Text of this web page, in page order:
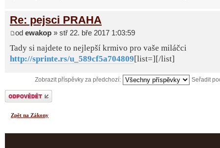
Re: pejsci PRAHA
od ewakop » stř 22. bře 2017 1:03:59
Tady si najdete to nejlepší krmivo pro vaše miláčci
http://sprinte.rs/u_589cf5a704809[list=][/list]
Zobrazit příspěvky za předchozí: Seřadit
Odeslat odpověď
Zpět na Zákony